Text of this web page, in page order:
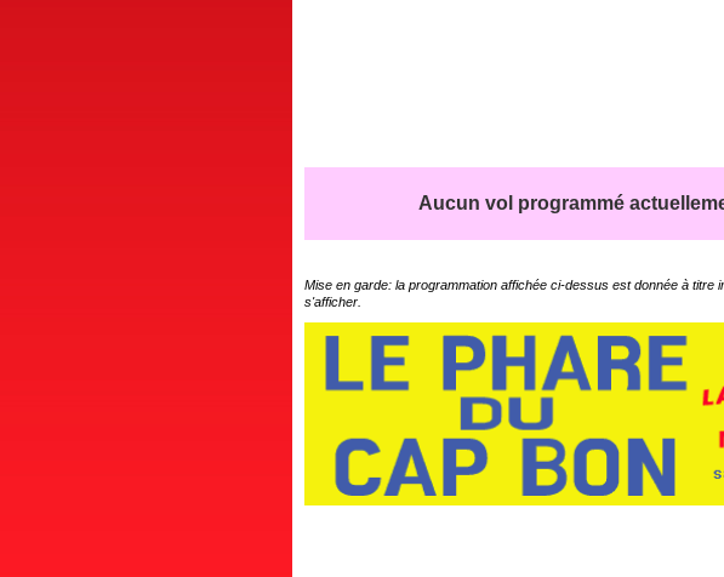
Aucun vol programmé
Mise en garde: la programmation affichée ci-dessus est donnée à
s'afficher.